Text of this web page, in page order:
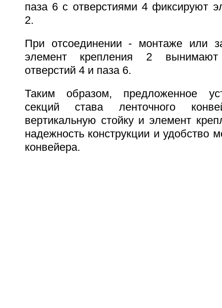
паза 6 с отверстиями 4 фиксируют
2.
При отсоединении - монтаже или
элемент крепления 2
отверстий 4 и паза 6.
Таким образом, предложенное
секций става ленточного
вертикальную стойку и элемент
надежность конструкции и удобство
конвейера.